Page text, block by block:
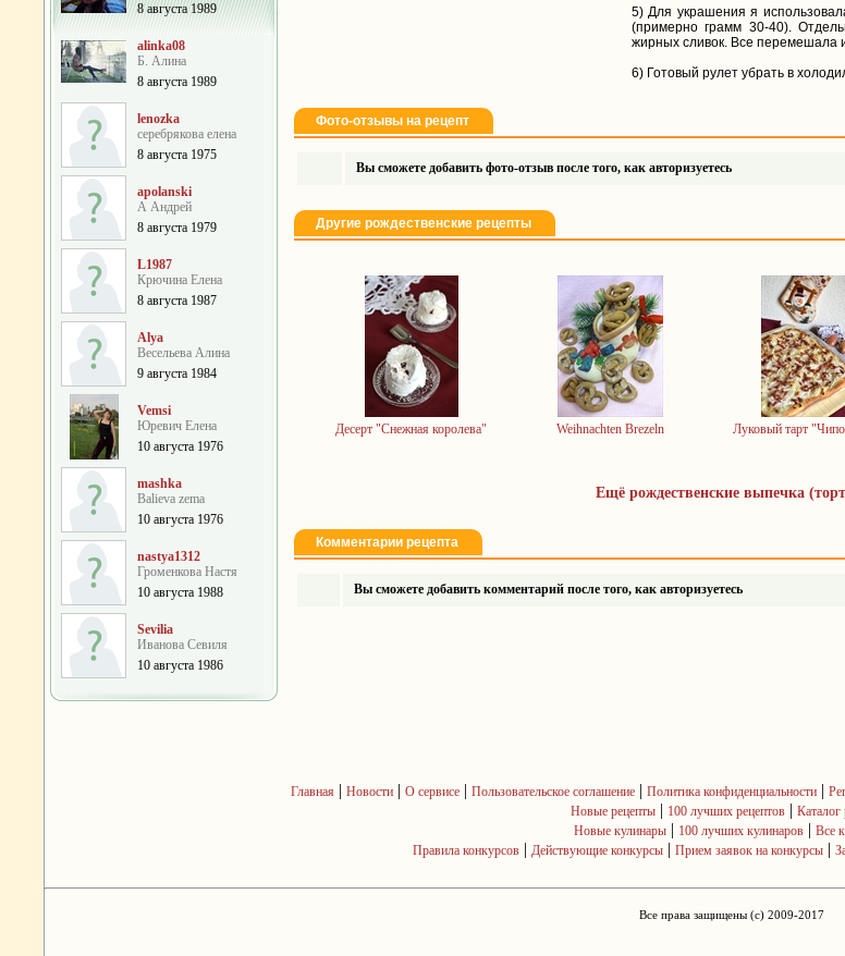
8 августа 1989
alinka08
Б. Алина
8 августа 1989
lenozka
серебрякова елена
8 августа 1975
apolanski
А Андрей
8 августа 1979
L1987
Крючина Елена
8 августа 1987
Alya
Весельева Алина
9 августа 1984
Vemsi
Юревич Елена
10 августа 1976
mashka
Balieva zema
10 августа 1976
nastya1312
Громенкова Настя
10 августа 1988
Sevilia
Иванова Севиля
10 августа 1986
5) Для украшения я
(примерно грамм 30-40).
жирных сливок. Все перемешала
6) Готовый рулет убрать в
Фото-отзывы на рецепт
Вы сможете добавить фото-отзыв после того, как авторизуетесь
Другие рождественские рецепты
Десерт "Снежная королева" Weihnachten Brezeln Луковый тарт
Ещё рождественские выпечка
Комментарии рецепта
Вы сможете добавить комментарий после того, как авторизуетесь
Главная | Новости| О сервисе| Пользовательское соглашение| Политика конфиденциальности|
Новые рецепты | 100 лучших рецептов | Каталог
Новые кулинары| 100 лучших кулинаров| Все
Правила конкурсов | Действующие конкурсы | Прием заявок на конкурсы |
Все права защищены (c) 2009-2017